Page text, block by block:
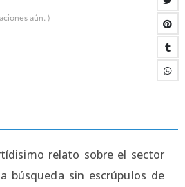
aún. )
relato sobre el sector
búsqueda sin escrúpulos de